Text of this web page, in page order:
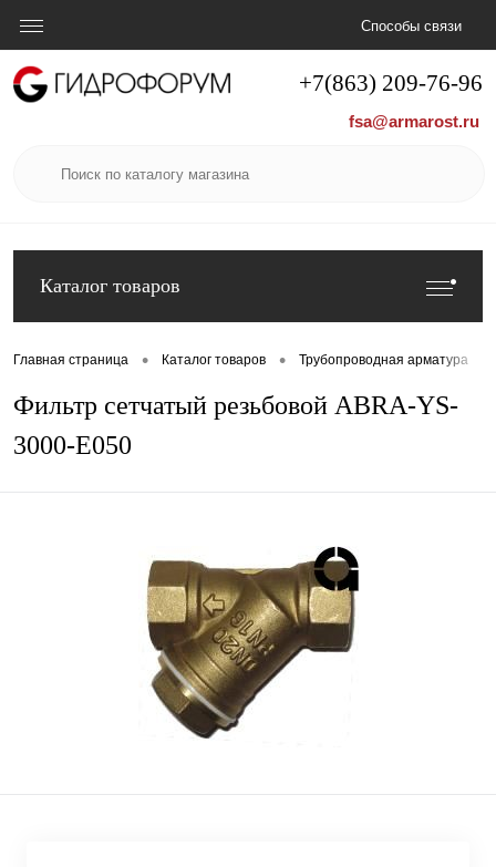
+7(863) 209-76-96
fsa@armarost.ru
Способы связи
Каталог товаров
Главная страница • Каталог товаров • Трубопроводная арматура
Фильтр сетчатый резьбовой ABRA-YS-
3000-E050